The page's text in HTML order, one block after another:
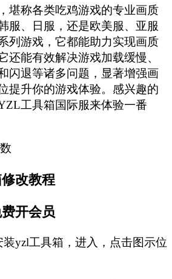
堪称各类吃鸡游戏的专业画质
服、日服，还是欧美服、亚服
列游戏，它都能助力实现画质
还能有效解决游戏加载缓慢、
闪退等诸多问题，显著增强画
提升你的游戏体验。感兴趣的
工具箱国际服来体验一番
改教程
开会员
yzl工具箱，进入，点击图示位